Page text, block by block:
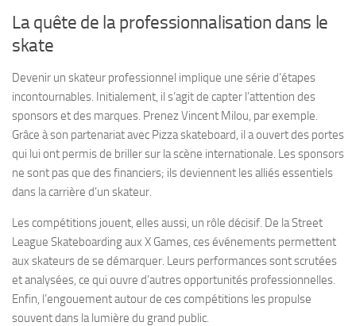
La quête de la professionnalisation dans le
skate
Devenir un skateur professionnel implique une série d’étapes
incontournables. Initialement, il s’agit de capter l’attention des
sponsors et des marques. Prenez Vincent Milou, par exemple.
Grâce à son partenariat avec Pizza skateboard, il a ouvert des portes
qui lui ont permis de briller sur la scène internationale. Les sponsors
ne sont pas que des financiers; ils deviennent les alliés essentiels
dans la carrière d’un skateur.
Les compétitions jouent, elles aussi, un rôle décisif. De la Street
League Skateboarding aux X Games, ces événements permettent
aux skateurs de se démarquer. Leurs performances sont scrutées
et analysées, ce qui ouvre d’autres opportunités professionnelles.
Enfin, l’engouement autour de ces compétitions les propulse
souvent dans la lumière du grand public.